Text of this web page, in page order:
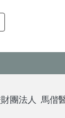
團法人 馬偕